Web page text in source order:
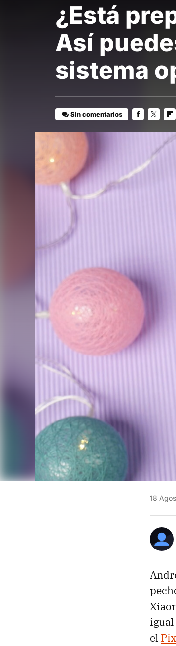
¿Está
Así
sistema
Sin comentarios
18
igual
el